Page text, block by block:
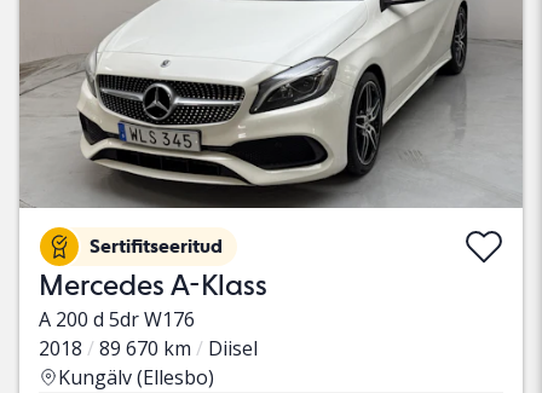
Sertifitseeritud
Mercedes A-Klass
A 200 d 5dr W176
2018
89 670 km
Diisel
Kungälv (Ellesbo)